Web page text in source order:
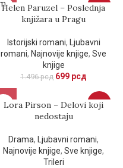
-53%
Helen Paruzel – Poslednja
knjižara u Pragu
Istorijski romani,
Ljubavni
romani, Najnovije knjige, Sve
knjige
1.496рсд 699 рсд
-46%
Lora Pirson – Delovi koji
nedostaju
Drama, Ljubavni romani,
Najnovije knjige, Sve knjige,
Trileri